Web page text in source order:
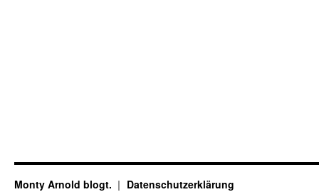
Monty Arnold blogt. Datenschutz­erklärung